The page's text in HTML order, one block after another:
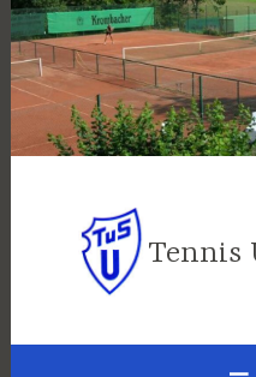
Zum
Inhalt
springen
Tennis